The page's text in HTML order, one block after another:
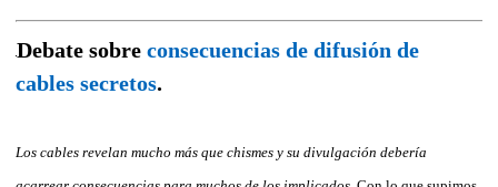
Debate sobre consecuencias de difusión de
cables secretos.
Los cables revelan mucho más que chismes y su divulgación debería